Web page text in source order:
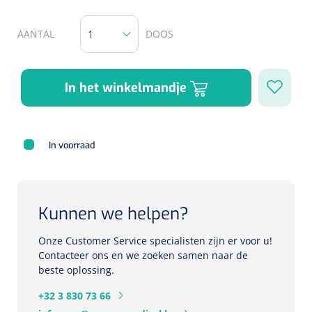
Herbruikbare curetten
Biopsie punch
Ouderen Comfortzorg
Verpleegdekens
Diversen
Verzwaringsdekens
Holters
ECG's
Dopplers
Foetale en Vasculaire dopplers
Lichtdiagnostiek
Colposcopen
Laser chirurgie
Surgical suction
AANTAL DOOS
In het winkelmandje
In voorraad
Kunnen we helpen?
Onze Customer Service specialisten zijn er voor u!
Contacteer ons en we zoeken samen naar de
beste oplossing.
+32 3 830 73 66